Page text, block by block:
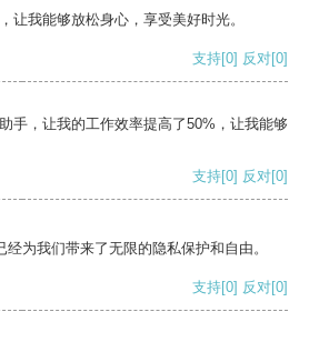
让我能够放松身心，享受美好时光。
支持[0] 反对[0]
手，让我的工作效率提高了50%，让我能够
支持[0] 反对[0]
为我们带来了无限的隐私保护和自由。
支持[0] 反对[0]